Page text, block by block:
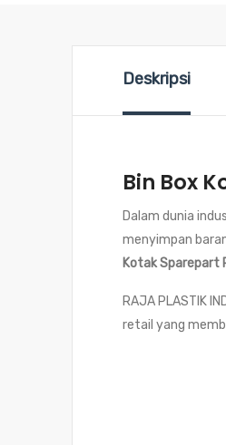
Deskripsi
Bin Box
Dalam dunia
menyimpan
Kotak Sparepart
RAJA PLASTIK
retail yang